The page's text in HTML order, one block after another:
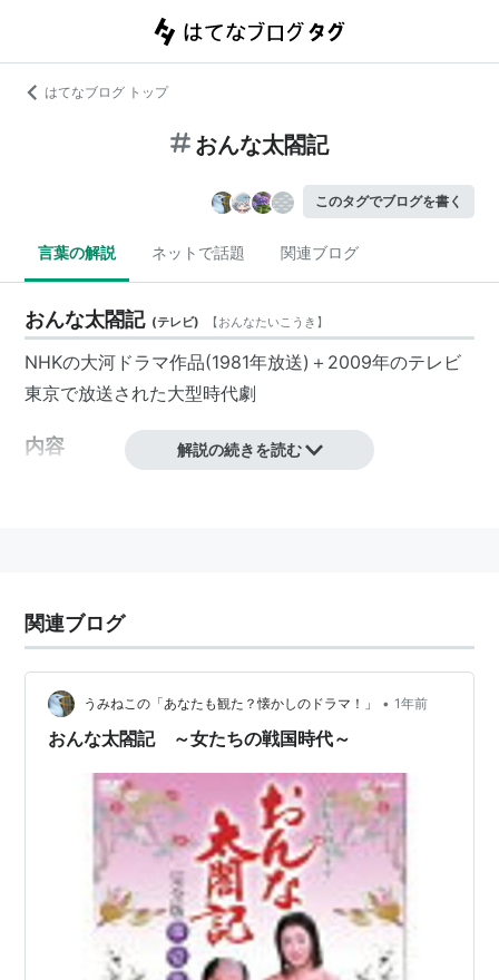
はてなブログ トップ
おんな太閤記
このタグでブログを書く
言葉の解説 ネットで話題 関連ブログ
おんな太閤記 (テレビ) 【おんなたいこうき 】
NHKの大河ドラマ作品(1981年放送)＋2009年のテレビ
東京で放送された大型時代劇
内容
出演
ねね＝佐久間良子
豊臣秀吉＝西田敏行
他＝赤木春恵、長山藍子、中村雅俊、泉ピン子、浅茅陽
子、尾藤イサオ、藤岡弘、滝田栄、音無美紀子、前田
吟、宅麻伸、ガッツ石松、木原光知子、東てる美、津島
恵子、夏目雅子、池上季実子、フランキー堺
2009年・テレビ東京大型時代劇
ねね＝仲間由紀恵
解説の続きを読む
関連ブログ
うみねこの「あなたも観た？懐かしのドラマ！」 • 1年前
おんな太閤記 ～女たちの戦国時代～